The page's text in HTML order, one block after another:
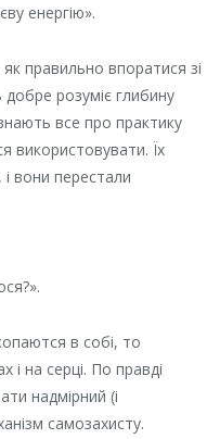
енергію».
правильно впоратися зі
добре розуміє глибину
все про практику
використовувати. Їх
вони перестали
в собі, то
і на серці. По правді
надмірний (і
самозахисту.